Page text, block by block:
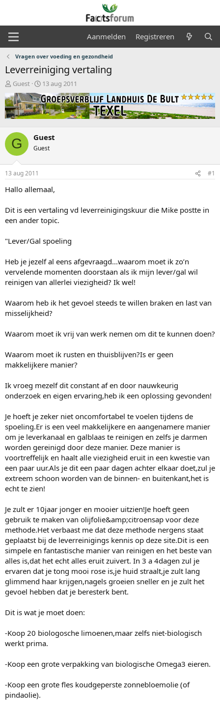
Aanmelden Registreren
Vragen over voeding en gezondheid
Leverreiniging vertaling
O
n
d
e
r
e
r
p
s
t
a
r
e
r
Guest
S
a
r
t
a
t
m
13 aug 2011
G Guest
Guest
13 aug 2011 #1
Hallo allemaal,
Dit is een vertaling vd leverreinigingskuur die Mike postte in
een ander topic.
"Lever/Gal spoeling
Heb je jezelf al eens afgevraagd...waarom moet ik zo’n
vervelende momenten doorstaan als ik mijn lever/gal wil
reinigen van allerlei viezigheid? Ik wel!
Waarom heb ik het gevoel steeds te willen braken en last van
misselijkheid?
Waarom moet ik vrij van werk nemen om dit te kunnen doen?
Waarom moet ik rusten en thuisblijven?Is er geen
makkelijkere manier?
Ik vroeg mezelf dit constant af en door nauwkeurig
onderzoek en eigen ervaring,heb ik een oplossing gevonden!
Je hoeft je zeker niet oncomfortabel te voelen tijdens de
spoeling.Er is een veel makkelijkere en aangenamere manier
om je leverkanaal en galblaas te reinigen en zelfs je darmen
worden gereinigd door deze manier. Deze manier is
voortreffelijk en haalt alle viezigheid eruit in een kwestie van
een paar uur.Als je dit een paar dagen achter elkaar doet,zul je
extreem schoon worden van de binnen- en buitenkant,het is
echt te zien!
Je zult er 10jaar jonger en mooier uitzien!Je hoeft geen
gebruik te maken van olijfolie&amp;citroensap voor deze
methode.Het verbaast me dat deze methode nergens staat
geplaatst bij de leverreinigings kennis op deze site.Dit is een
simpele en fantastische manier van reinigen en het beste van
alles is,dat het echt alles eruit zuivert. In 3 a 4dagen zul je
ervaren dat je tong mooi rose is,je huid straalt,je zult lang
glimmend haar krijgen,nagels groeien sneller en je zult het
gevoel hebben dat je beresterk bent.
Dit is wat je moet doen:
-Koop 20 biologosche limoenen,maar zelfs niet-biologisch
werkt prima.
-Koop een grote verpakking van biologische Omega3 eieren.
-Koop een grote fles koudgeperste zonnebloemolie (of
pindaolie).